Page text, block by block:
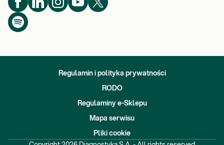
Regulamin i polityka prywatności
RODO
Regulaminy e-Sklepu
Mapa serwisu
Pliki cookie